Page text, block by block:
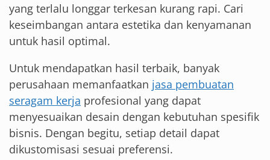
yang terlalu longgar terkesan kurang rapi. Cari
keseimbangan antara estetika dan kenyamanan
untuk hasil optimal.
Untuk mendapatkan hasil terbaik, banyak
perusahaan memanfaatkan jasa pembuatan
seragam kerja profesional yang dapat
menyesuaikan desain dengan kebutuhan spesifik
bisnis. Dengan begitu, setiap detail dapat
dikustomisasi sesuai preferensi.